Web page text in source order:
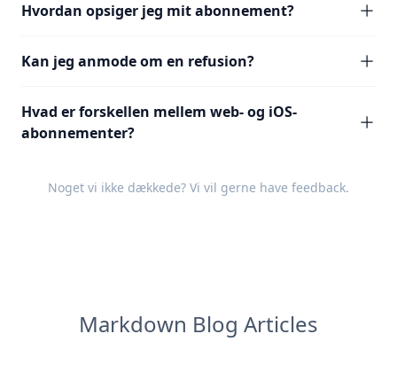
Hvordan opsiger jeg mit abonnement?
Kan jeg anmode om en refusion?
Hvad er forskellen mellem web- og iOS-
abonnementer?
Noget vi ikke dækkede? Vi vil gerne have feedback.
Markdown Blog Articles